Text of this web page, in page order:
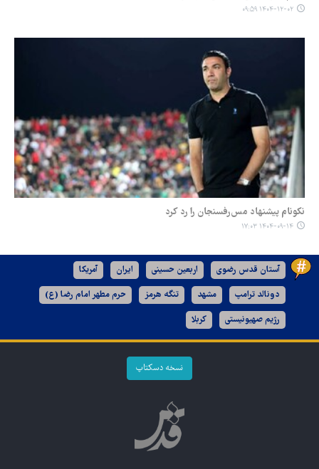
۱۴۰۴-۱۲-۰۲ ۰۹:۵۹
نکونام پیشنهاد مس‌رفسنجان را رد کرد
۱۴۰۴-۰۹-۱۴ ۱۷:۰۳
آستان قدس رضوی اربعین حسینی ایران آمریکا
دونالد ترامپ مشهد تنگه هرمز حرم مطهر امام رضا (ع)
رژیم صهیونیستی کربلا
نسخه دسکتاپ